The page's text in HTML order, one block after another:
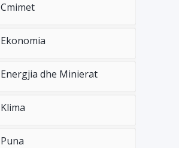
Cmimet
Ekonomia
Energjia dhe Minierat
Klima
Puna